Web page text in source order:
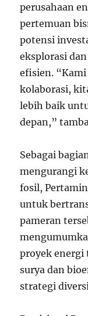
perusahaan
pertemuan
potensi
eksplorasi
efisien. “Kami
kolaborasi,
lebih baik
depan,”
Sebagai
mengurangi
fosil,
untuk
pameran
proyek energi
surya dan
strategi